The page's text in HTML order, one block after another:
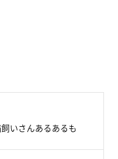
いさんあるあるも